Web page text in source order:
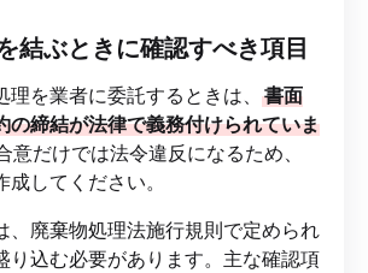
結ぶときに確認すべき項目
理を業者に委託するときは、
書面
の締結が法律で義務付けられていま
意だけでは法令違反になるため、
してください。
、廃棄物処理法施行規則で定められ
り込む必要があります。主な確認項